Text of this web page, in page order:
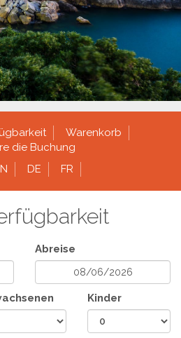
Warenkorb
die Buchung
DE FR
Abreise
Kinder